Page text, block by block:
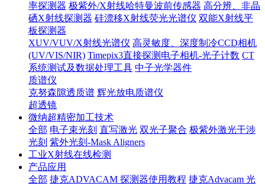
率探测器 极紫外/X射线哈特曼波前传感器 高分辨、非晶
硒X射线探测器 硅漂移X射线荧光光谱仪 双能X射线平
板探测器
XUV/VUV/X射线光谱仪 高灵敏度、深度制冷CCD相机
(UV/VIS/NIR) Timepix3直接探测电子相机-光子计数 CT
系统测试及数据处理工具 中子光学器件
质谱仪
克努森隙透质谱 辉光放电质谱仪
超透镜
微纳超精密加工技术
全部 电子束光刻 直写激光 双光子聚合 极紫外激光干涉
光刻 紫外光刻-Mask Aligners
工业X射线在线检测
产品应用
全部 捷克ADVACAM 探测器使用教程 捷克Advacam 光